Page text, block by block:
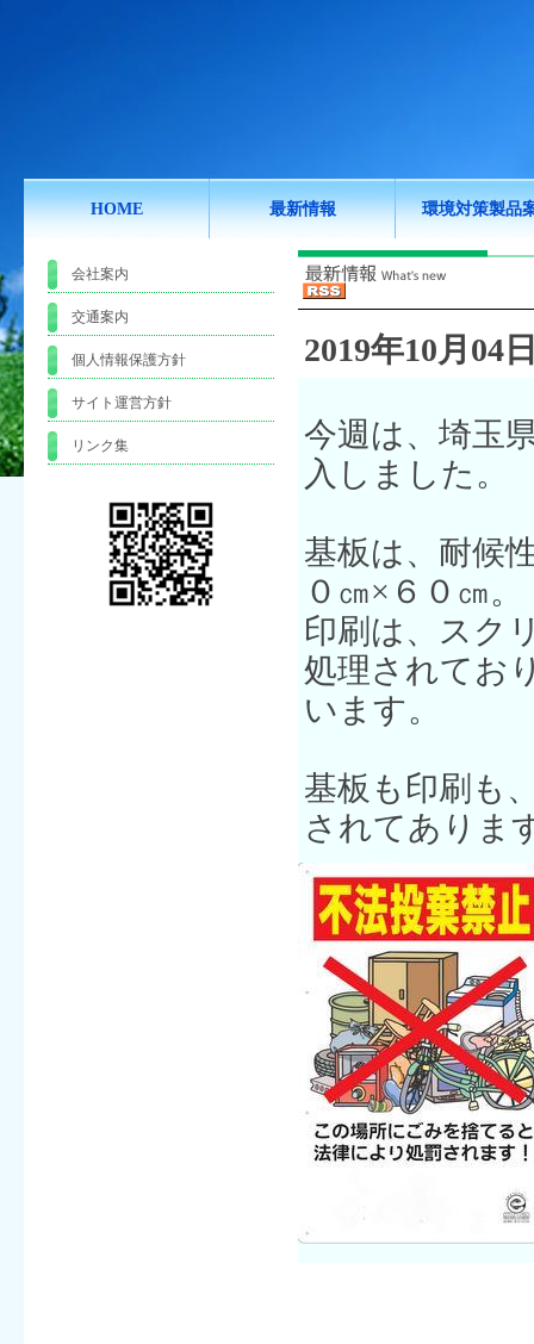
HOME 最新情報 環境対策製品
会社案内
交通案内
個人情報保護方針
サイト運営方針
リンク集
2019年10月04
今週は、埼玉
入しました。
基板は、耐候
０㎝×６０㎝。
印刷は、スク
処理されてお
います。
基板も印刷も
されてありま